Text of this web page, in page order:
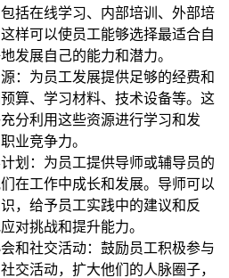
括在线学习、内部培训、外部培
样可以使员工能够选择最适合自
发展自己的能力和潜力。
：为员工发展提供足够的经费和
算、学习材料、技术设备等。这
分利用这些资源进行学习和发
业竞争力。
划：为员工提供导师或辅导员的
在工作中成长和发展。导师可以
，给予员工实践中的建议和反
对挑战和提升能力。
和社交活动：鼓励员工积极参与
交活动，扩大他们的人脉圈子，